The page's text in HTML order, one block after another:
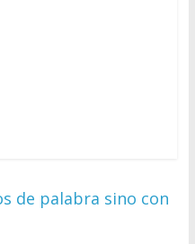
de palabra sino con